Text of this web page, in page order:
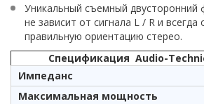
Уникальный съемный двусторонний
не зависит от сигнала L / R и всегда
правильную ориентацию стерео.
Спецификация Audio-
Импеданс
Максимальная мощность